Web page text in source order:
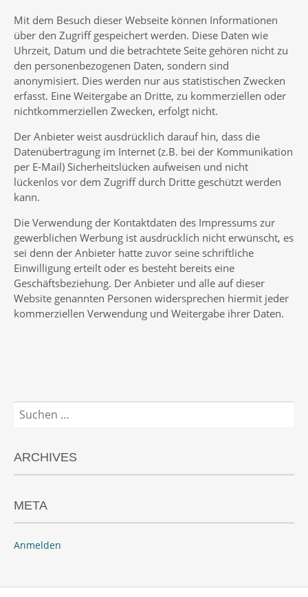
Mit dem Besuch dieser Webseite können Informationen
über den Zugriff gespeichert werden. Diese Daten wie
Uhrzeit, Datum und die betrachtete Seite gehören nicht zu
den personenbezogenen Daten, sondern sind
anonymisiert. Dies werden nur aus statistischen Zwecken
erfasst. Eine Weitergabe an Dritte, zu kommerziellen oder
nichtkommerziellen Zwecken, erfolgt nicht.
Der Anbieter weist ausdrücklich darauf hin, dass die
Datenübertragung im Internet (z.B. bei der Kommunikation
per E-Mail) Sicherheitslücken aufweisen und nicht
lückenlos vor dem Zugriff durch Dritte geschützt werden
kann.
Die Verwendung der Kontaktdaten des Impressums zur
gewerblichen Werbung ist ausdrücklich nicht erwünscht, es
sei denn der Anbieter hatte zuvor seine schriftliche
Einwilligung erteilt oder es besteht bereits eine
Geschäftsbeziehung. Der Anbieter und alle auf dieser
Website genannten Personen widersprechen hiermit jeder
kommerziellen Verwendung und Weitergabe ihrer Daten.
Suchen
nach:
ARCHIVES
META
Anmelden